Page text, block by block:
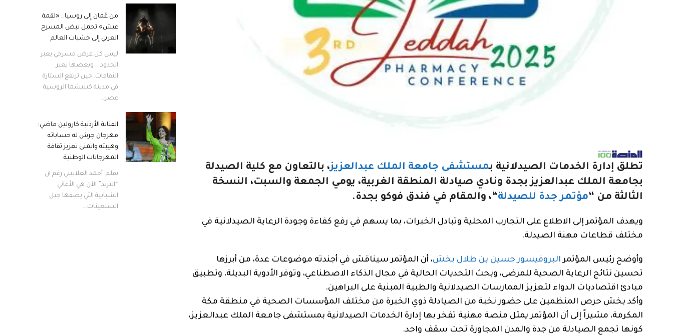
تطلق إدارة الخدمات الصيدلانية بمستشفى جامعة الملك عبدالعزيز، بالتعاون مع كلية الصيدلة
بجامعة الملك عبدالعزيز بجدة ونادي صيادلة المنطقة الغربية، يومي الجمعة والسبت، النسخة
الثالثة من “مؤتمر جدة للصيدلة“، والمقام في فندق فوكو بجدة.
ويهدف المؤتمر إلى الاطلاع على التجارب المحلية وتبادل الخبرات، بما يسهم في رفع كفاءة وجودة الرعاية الصيدلانية في
مختلف قطاعات مهنة الصيدلة.
وأوضح رئيس المؤتمرالبروفيسور حسين بن طلال بخش، أن المؤتمر سيناقش في أجندته موضوعات عدة، من أبرزها
تحسين نتائج الرعاية الصحية للمرضى، وبحث التحديات الحالية في مجال الذكاء الاصطناعي، وتوفر الأدوية البديلة، وتطبيق
مبادئ اقتصاديات الدواء لتعزيز الممارسات الصيدلانية والطبية المبنية على البراهين.
وأكد بخش حرص المنظمين على حضور نخبة من الصيادلة ذوي الخبرة من مختلف المؤسسات الصحية في منطقة مكة
المكرمة، مشيراً إلى أن المؤتمر يمثل منصة مهنية تفخر بها إدارة الخدمات الصيدلانية بمستشفى جامعة الملك عبدالعزيز،
كونها تجمع الصيادلة من جدة والمدن المجاورة تحت سقف واحد.
من عُمان إلى روسيا… «لقمة
عيش» تحمل نبض المسرح
العربي إلى خشبات العالم
ليس كل عرض مسرحي يعبر
الحدود … وبعضها يعبر
الثقافات. حين ترتفع الستارة
في مدينة كينيشما الروسية
عصر...
الفنانة الأردنية كارولين ماضي:
مهرجان جرش له حساباته
وهيبته واتمنى تعزيز ثقافة
المهرجانات الوطنية
بقلم: أحمد الغلاييني رغم ان
“الترند” الآن هي الأغاني
الشبابية التي يصفها جيل
السبعينات...